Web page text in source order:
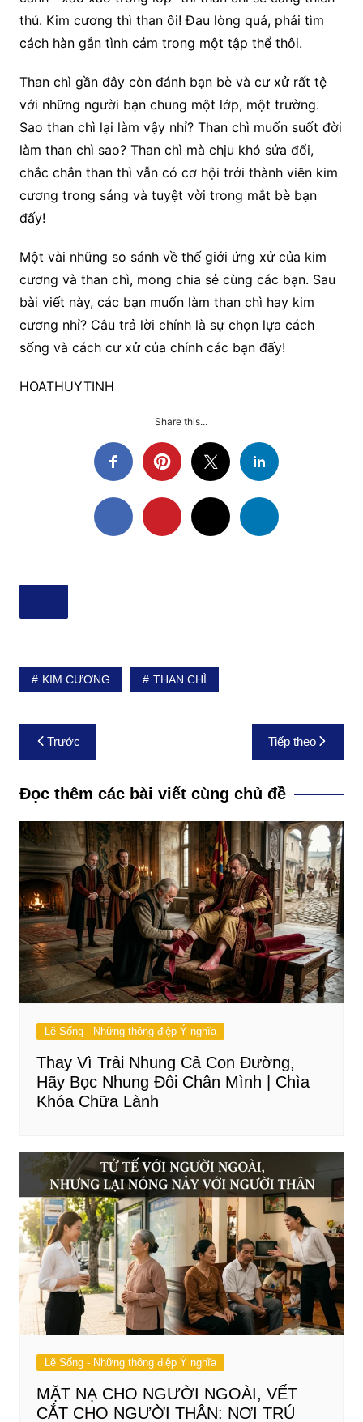
thú. Kim cương thì than ôi! Đau lòng quá, phải tìm
cách hàn gắn tình cảm trong một tập thể thôi.
Than chì gần đây còn đánh bạn bè và cư xử rất tệ
với những người bạn chung một lớp, một trường.
Sao than chì lại làm vậy nhỉ? Than chì muốn suốt đời
làm than chì sao? Than chì mà chịu khó sửa đổi,
chắc chắn than thì vẫn có cơ hội trởi thành viên kim
cương trong sáng và tuyệt vời trong mắt bè bạn
đấy!
Một vài những so sánh về thế giới ứng xử của kim
cương và than chì, mong chia sẻ cùng các bạn. Sau
bài viết này, các bạn muốn làm than chì hay kim
cương nhỉ? Câu trả lời chính là sự chọn lựa cách
sống và cách cư xử của chính các bạn đấy!
HOATHUYTINH
Share this...
KIM CƯƠNG THAN CHÌ
Điều
hướng
bài
viết
Trước Tiếp theo
Đọc thêm các bài viết cùng chủ đề
Lẽ Sống - Những thông điệp Ý nghĩa
Thay Vì Trải Nhung Cả Con Đường,
Hãy Bọc Nhung Đôi Chân Mình | Chìa
Khóa Chữa Lành
Lẽ Sống - Những thông điệp Ý nghĩa
MẶT NẠ CHO NGƯỜI NGOÀI, VẾT
CẮT CHO NGƯỜI THÂN: NƠI TRÚ